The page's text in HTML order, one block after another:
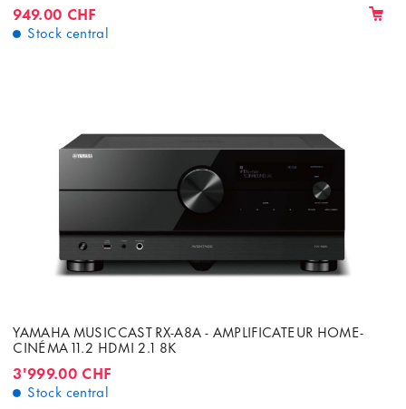
949.00 CHF
Stock central
YAMAHA MUSICCAST RX-A8A - AMPLIFICATEUR HOME-
CINÉMA 11.2 HDMI 2.1 8K
3'999.00 CHF
Stock central